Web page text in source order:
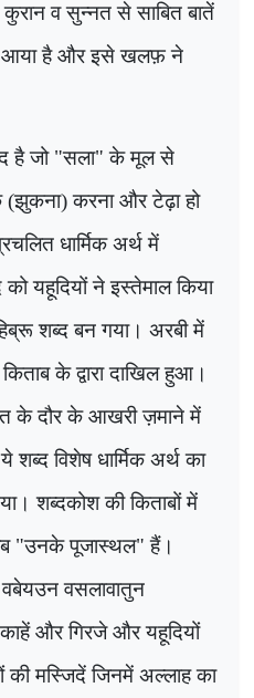
व सुन्नत से साबित बातें
आया है और इसे खलफ़ ने
है जो "सला" के मूल से
करना और टेढ़ा हो
धार्मिक अर्थ में
यहूदियों ने इस्तेमाल किया
शब्द बन गया। अरबी में
के द्वारा दाखिल हुआ।
के दौर के आखरी ज़माने में
विशेष धार्मिक अर्थ का
शब्दकोश की किताबों में
"उनके पूजास्थल" हैं।
वसलावातुन
और गिरजे और यहूदियों
मस्जिदें जिनमें अल्लाह का